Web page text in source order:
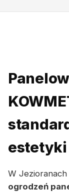
estetyki
W
ogrodzeń